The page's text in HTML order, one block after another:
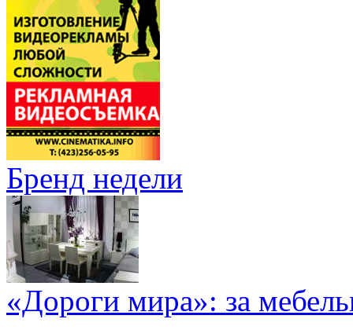
Бренд недели
«Дороги мира»: за